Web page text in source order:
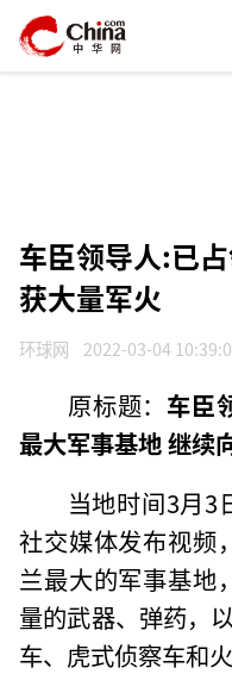
车臣领导人:已
获大量军火
环球网 2022-03-04
原标题： 车臣
最大军事基地 继续
当地时间3月3
社交媒体发布视频
兰最大的军事基地
量的武器、弹药，
车、虎式侦察车和火